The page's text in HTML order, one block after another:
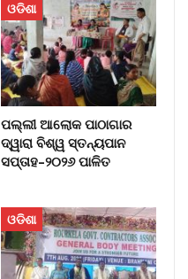
ଓଡିଶା
ପଲ୍ଲୀ ଆଲୋକ ପାଠାଗାର
ଦ୍ୱାରା ବିଶ୍ୱ ସ୍ତନ୍ୟପାନ
ସପ୍ତାହ–୨୦୨୬ ପାଳିତ
ଓଡିଶା